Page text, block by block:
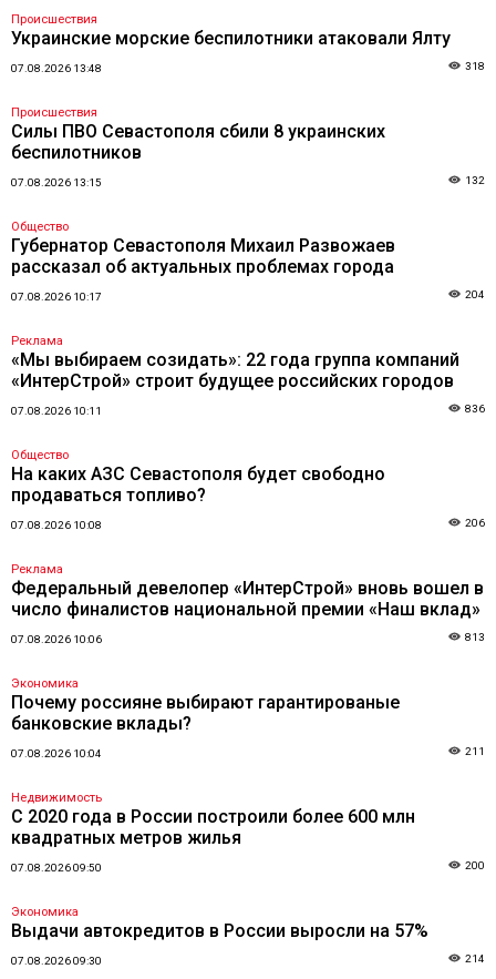
Происшествия
Украинские морские беспилотники атаковали Ялту
07.08.2026 13:48 318
Происшествия
Силы ПВО Севастополя сбили 8 украинских
беспилотников
07.08.2026 13:15 132
Общество
Губернатор Севастополя Михаил Развожаев
рассказал об актуальных проблемах города
07.08.2026 10:17 204
Реклама
«Мы выбираем созидать»: 22 года группа компаний
«ИнтерСтрой» строит будущее российских городов
07.08.2026 10:11 836
Общество
На каких АЗС Севастополя будет свободно
продаваться топливо?
07.08.2026 10:08 206
Реклама
Федеральный девелопер «ИнтерСтрой» вновь вошел в
число финалистов национальной премии «Наш вклад»
07.08.2026 10:06 813
Экономика
Почему россияне выбирают гарантированые
банковские вклады?
07.08.2026 10:04 211
Недвижимость
С 2020 года в России построили более 600 млн
квадратных метров жилья
07.08.2026 09:50 200
Экономика
Выдачи автокредитов в России выросли на 57%
07.08.2026 09:30 214